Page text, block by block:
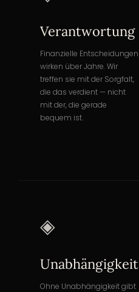
Verantwortung
Finanzielle Entscheidungen
wirken über Jahre. Wir
treffen sie mit der Sorgfalt,
die das verdient — nicht
mit der, die gerade
bequem ist.
◈
Unabhängigkeit
Ohne Unabhängigkeit gibt